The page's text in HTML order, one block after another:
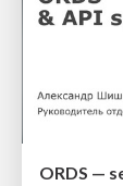
ORDS —